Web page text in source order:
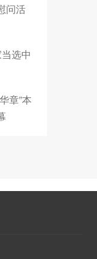
问活
选中
章”本